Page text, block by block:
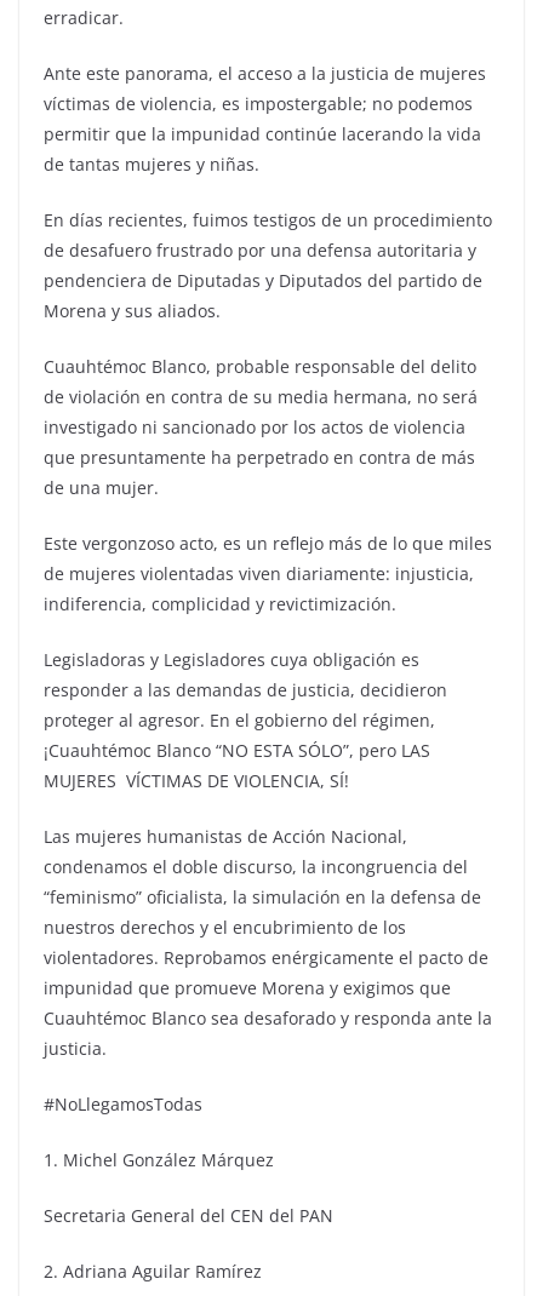
erradicar.
Ante este panorama, el acceso a la justicia de mujeres
víctimas de violencia, es impostergable; no podemos
permitir que la impunidad continúe lacerando la vida
de tantas mujeres y niñas.
En días recientes, fuimos testigos de un procedimiento
de desafuero frustrado por una defensa autoritaria y
pendenciera de Diputadas y Diputados del partido de
Morena y sus aliados.
Cuauhtémoc Blanco, probable responsable del delito
de violación en contra de su media hermana, no será
investigado ni sancionado por los actos de violencia
que presuntamente ha perpetrado en contra de más
de una mujer.
Este vergonzoso acto, es un reflejo más de lo que miles
de mujeres violentadas viven diariamente: injusticia,
indiferencia, complicidad y revictimización.
Legisladoras y Legisladores cuya obligación es
responder a las demandas de justicia, decidieron
proteger al agresor. En el gobierno del régimen,
¡Cuauhtémoc Blanco “NO ESTA SÓLO”, pero LAS
MUJERES VÍCTIMAS DE VIOLENCIA, SÍ!
Las mujeres humanistas de Acción Nacional,
condenamos el doble discurso, la incongruencia del
“feminismo” oficialista, la simulación en la defensa de
nuestros derechos y el encubrimiento de los
violentadores. Reprobamos enérgicamente el pacto de
impunidad que promueve Morena y exigimos que
Cuauhtémoc Blanco sea desaforado y responda ante la
justicia.
#NoLlegamosTodas
1. Michel González Márquez
Secretaria General del CEN del PAN
2. Adriana Aguilar Ramírez